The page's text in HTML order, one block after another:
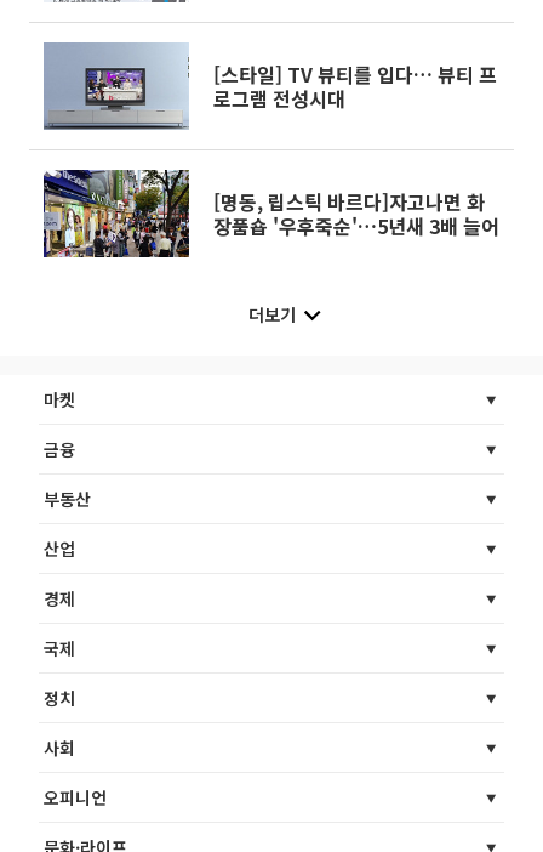
[스타일] TV 뷰티를 입다… 뷰티 프
로그램 전성시대
[명동, 립스틱 바르다]자고나면 화
장품숍 '우후죽순'…5년새 3배 늘어
더보기
마켓
금융
부동산
산업
경제
국제
정치
사회
오피니언
문화·라이프